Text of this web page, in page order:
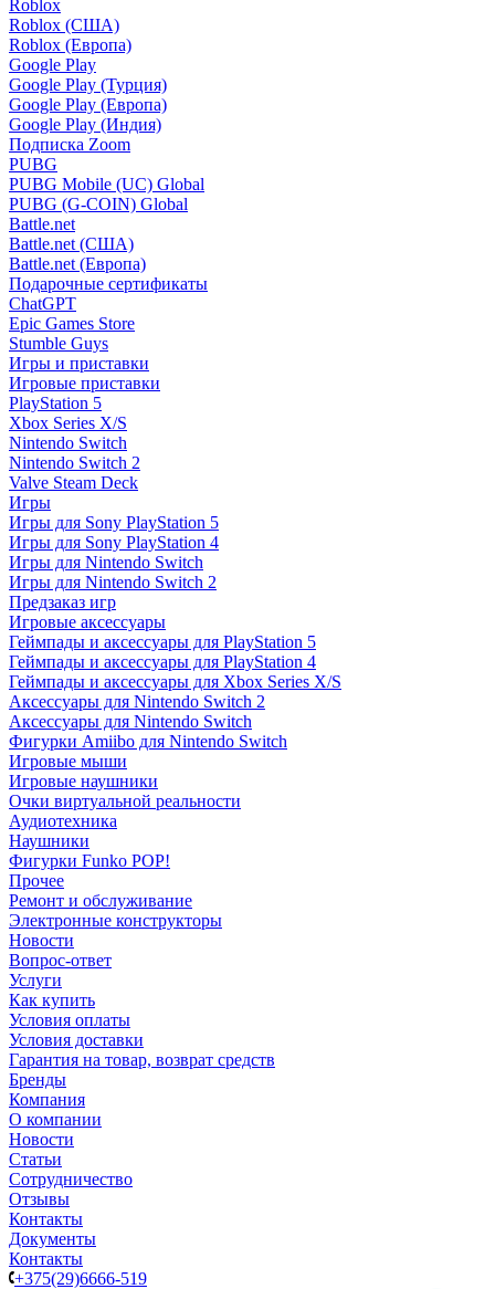
Roblox
Roblox (США)
Roblox (Европа)
Google Play
Google Play (Турция)
Google Play (Европа)
Google Play (Индия)
Подписка Zoom
PUBG
PUBG Mobile (UC) Global
PUBG (G-COIN) Global
Battle.net
Battle.net (США)
Battle.net (Европа)
Подарочные сертификаты
ChatGPT
Epic Games Store
Stumble Guys
Игры и приставки
Игровые приставки
PlayStation 5
Xbox Series X/S
Nintendo Switch
Nintendo Switch 2
Valve Steam Deck
Игры
Игры для Sony PlayStation 5
Игры для Sony PlayStation 4
Игры для Nintendo Switch
Игры для Nintendo Switch 2
Предзаказ игр
Игровые аксессуары
Геймпады и аксессуары для PlayStation 5
Геймпады и аксессуары для PlayStation 4
Геймпады и аксессуары для Xbox Series X/S
Аксессуары для Nintendo Switch 2
Аксессуары для Nintendo Switch
Фигурки Amiibo для Nintendo Switch
Игровые мыши
Игровые наушники
Очки виртуальной реальности
Аудиотехника
Наушники
Фигурки Funko POP!
Прочее
Ремонт и обслуживание
Электронные конструкторы
Новости
Вопрос-ответ
Услуги
Как купить
Условия оплаты
Условия доставки
Гарантия на товар, возврат средств
Бренды
Компания
О компании
Новости
Статьи
Сотрудничество
Отзывы
Контакты
Документы
Контакты
+375(29)6666-519